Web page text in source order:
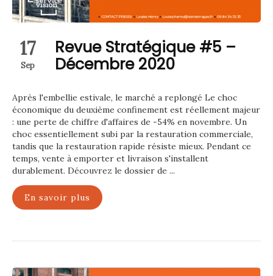
17
Sep
Revue Stratégique #5 –
Décembre 2020
Après l'embellie estivale, le marché a replongé Le choc
économique du deuxième confinement est réellement majeur
: une perte de chiffre d'affaires de -54% en novembre. Un
choc essentiellement subi par la restauration commerciale,
tandis que la restauration rapide résiste mieux. Pendant ce
temps, vente à emporter et livraison s'installent
durablement. Découvrez le dossier de ...
En savoir plus